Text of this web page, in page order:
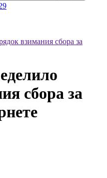
взимания сбора за
сбора за